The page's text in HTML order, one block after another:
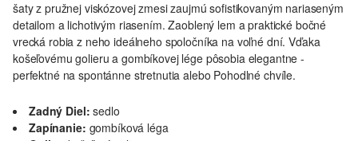
šaty z pružnej viskózovej zmesi zaujmú sofistikovaným nariaseným
detailom a lichotivým riasením. Zaoblený lem a praktické bočné
vrecká robia z neho ideálneho spoločníka na voľné dní. Vďaka
košeľovému golieru a gombíkovej lége pôsobia elegantne -
perfektné na spontánne stretnutia alebo Pohodlné chvíle.
Zadný Diel: sedlo
Zapínanie: gombíková léga